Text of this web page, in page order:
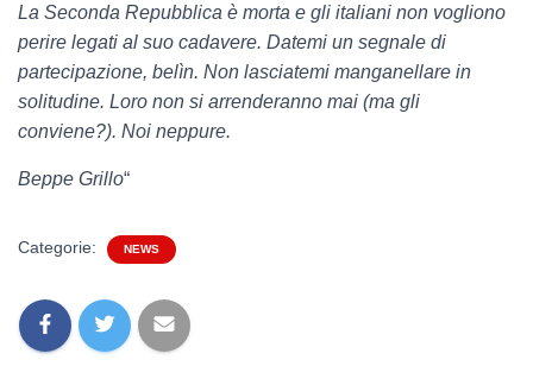
La Seconda Repubblica è morta e gli italiani non vogliono
perire legati al suo cadavere. Datemi un segnale di
partecipazione, belìn. Non lasciatemi manganellare in
solitudine. Loro non si arrenderanno mai (ma gli
conviene?). Noi neppure.
Beppe Grillo“
Categorie: NEWS